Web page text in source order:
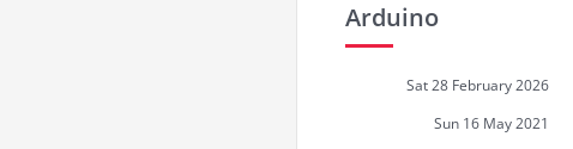
Arduino
Sat 28 February 2026
Sun 16 May 2021